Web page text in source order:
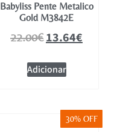
Babyliss Pente Metalico
Gold M3842E
22.00€13.64€
Adicionar
30% OFF